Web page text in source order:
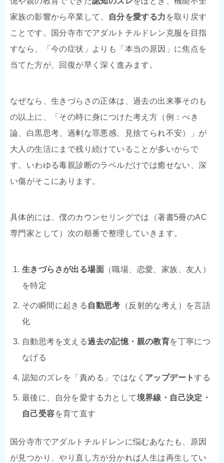
家族の影響から卒業して、
自分を愛する力 を取り戻す
ことです。国分寺市でアダルトチルドレン克服を目指
すなら、「今の症状」よりも「本当の原因」に焦点を
当てた方が、回復が早く深く進みます。
なぜなら、生きづらさの正体は、過去の出来事そのも
の以上に、「その時に身につけた考え方（例：べき
論、白黒思考、過剰な罪悪感、見捨てられ不安）」が
大人の生活にまで残り続けていることが多いからで
す。いわゆる毒親診断のラベルだけでは癒せない、深
い傷がそこにあります。
具体的には、僕のカウンセリングでは（著書5冊のAC
専門家として）次の順番で整理していきます。
生きづらさが出る場面 （職場、恋愛、家族、友人）
を特定
その瞬間に起きる 自動思考 （反射的な考え）を言語
化
自動思考を支える過去の記憶・親の教育を丁寧につ
なげる
認知のズレを「責める」ではなく アップデートする
最後に、自分を愛する力として境界線・自己決定・
自己受容を育て直す
国分寺市でアダルトチルドレンに悩むあなたも、原因
が見つかり、やり直し方が分かれば人生は再生してい